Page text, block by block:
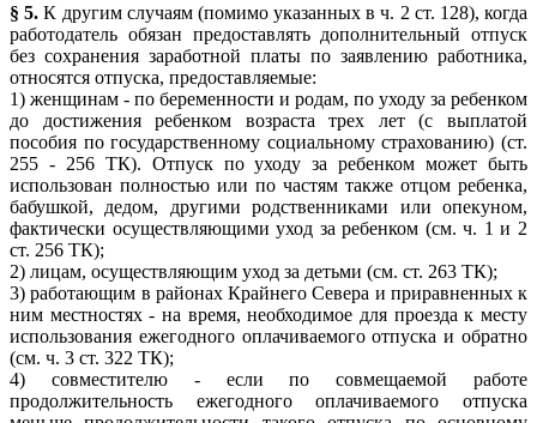
§ 5.К другим случаям (помимо указанных в ч. 2 ст. 128), когда
работодатель обязан предоставлять дополнительный отпуск
без сохранения заработной платы по заявлению работника,
относятся отпуска, предоставляемые:
1) женщинам - по беременности и родам, по уходу за ребенком
до достижения ребенком возраста трех лет (с выплатой
пособия по государственному социальному страхованию) (ст.
255 - 256 ТК). Отпуск по уходу за ребенком может быть
использован полностью или по частям также отцом ребенка,
бабушкой, дедом, другими родственниками или опекуном,
фактически осуществляющими уход за ребенком (см. ч. 1 и 2
ст. 256 ТК);
2) лицам, осуществляющим уход за детьми (см. ст. 263 ТК);
3) работающим в районах Крайнего Севера и приравненных к
ним местностях - на время, необходимое для проезда к месту
использования ежегодного оплачиваемого отпуска и обратно
(см. ч. 3 ст. 322 ТК);
4) совместителю - если по совмещаемой работе
продолжительность ежегодного оплачиваемого отпуска